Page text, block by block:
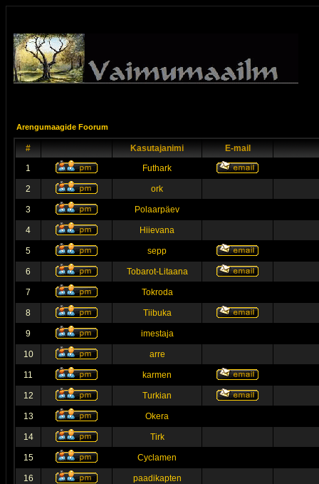
Arengumaagide Foorum
# Kasutajanimi
E-mail
1
Futhark
2 ork
3 Polaarpäev
4 Hiievana
5 sepp
6 Tobarot-Litaana
7 Tokroda
8 Tiibuka
9 imestaja
10 arre
11 karmen
12 Turkian
13 Okera
14 Tirk
15 Cyclamen
16 paadikapten